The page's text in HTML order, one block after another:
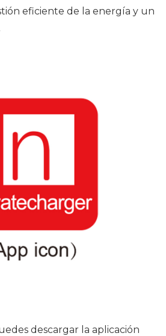
eficiente de la energía y un
descargar la aplicación